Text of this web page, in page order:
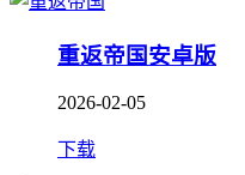
重返帝国安卓版
2026-02-05
下载